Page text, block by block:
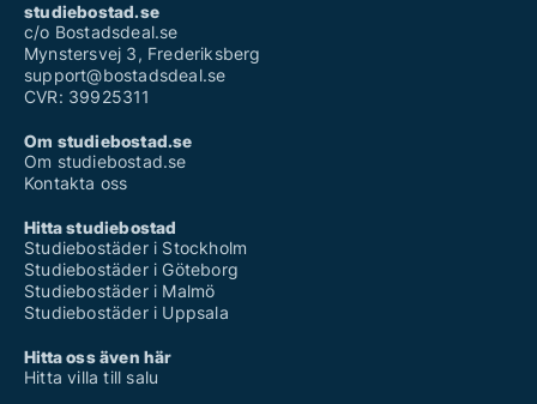
studiebostad.se
c/o Bostadsdeal.se
Mynstersvej 3, Frederiksberg
support@bostadsdeal.se
CVR: 39925311
Om studiebostad.se
Om studiebostad.se
Kontakta oss
Hitta studiebostad
Studiebostäder i Stockholm
Studiebostäder i Göteborg
Studiebostäder i Malmö
Studiebostäder i Uppsala
Hitta oss även här
Hitta villa till salu